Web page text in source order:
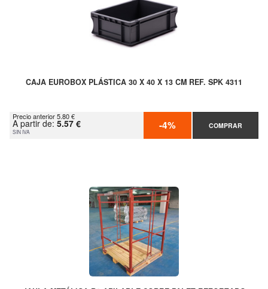
CAJA EUROBOX PLÁSTICA 30 X 40 X 13 CM REF. SPK 4311
Precio anterior 5.80 €
A partir de: 5.57 €
SIN IVA -4% COMPRAR